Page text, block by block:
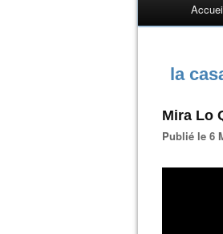
la
Mira Lo
Publié le 6